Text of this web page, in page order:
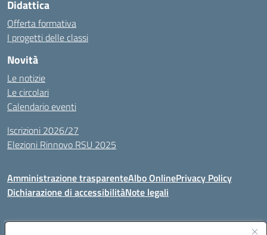
Didattica
Offerta formativa
I progetti delle classi
Novità
Le notizie
Le circolari
Calendario eventi
Iscrizioni 2026/27
Elezioni Rinnovo RSU 2025
Amministrazione trasparenteAlbo OnlinePrivacy Policy
Dichiarazione di accessibilitàNote legali